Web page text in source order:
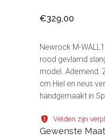
€329,00
Newrock M-
rood gevlamd
model. Ademend.
cm Hiel en neus
handgemaakt in
Velden zijn
Gewenste Maat